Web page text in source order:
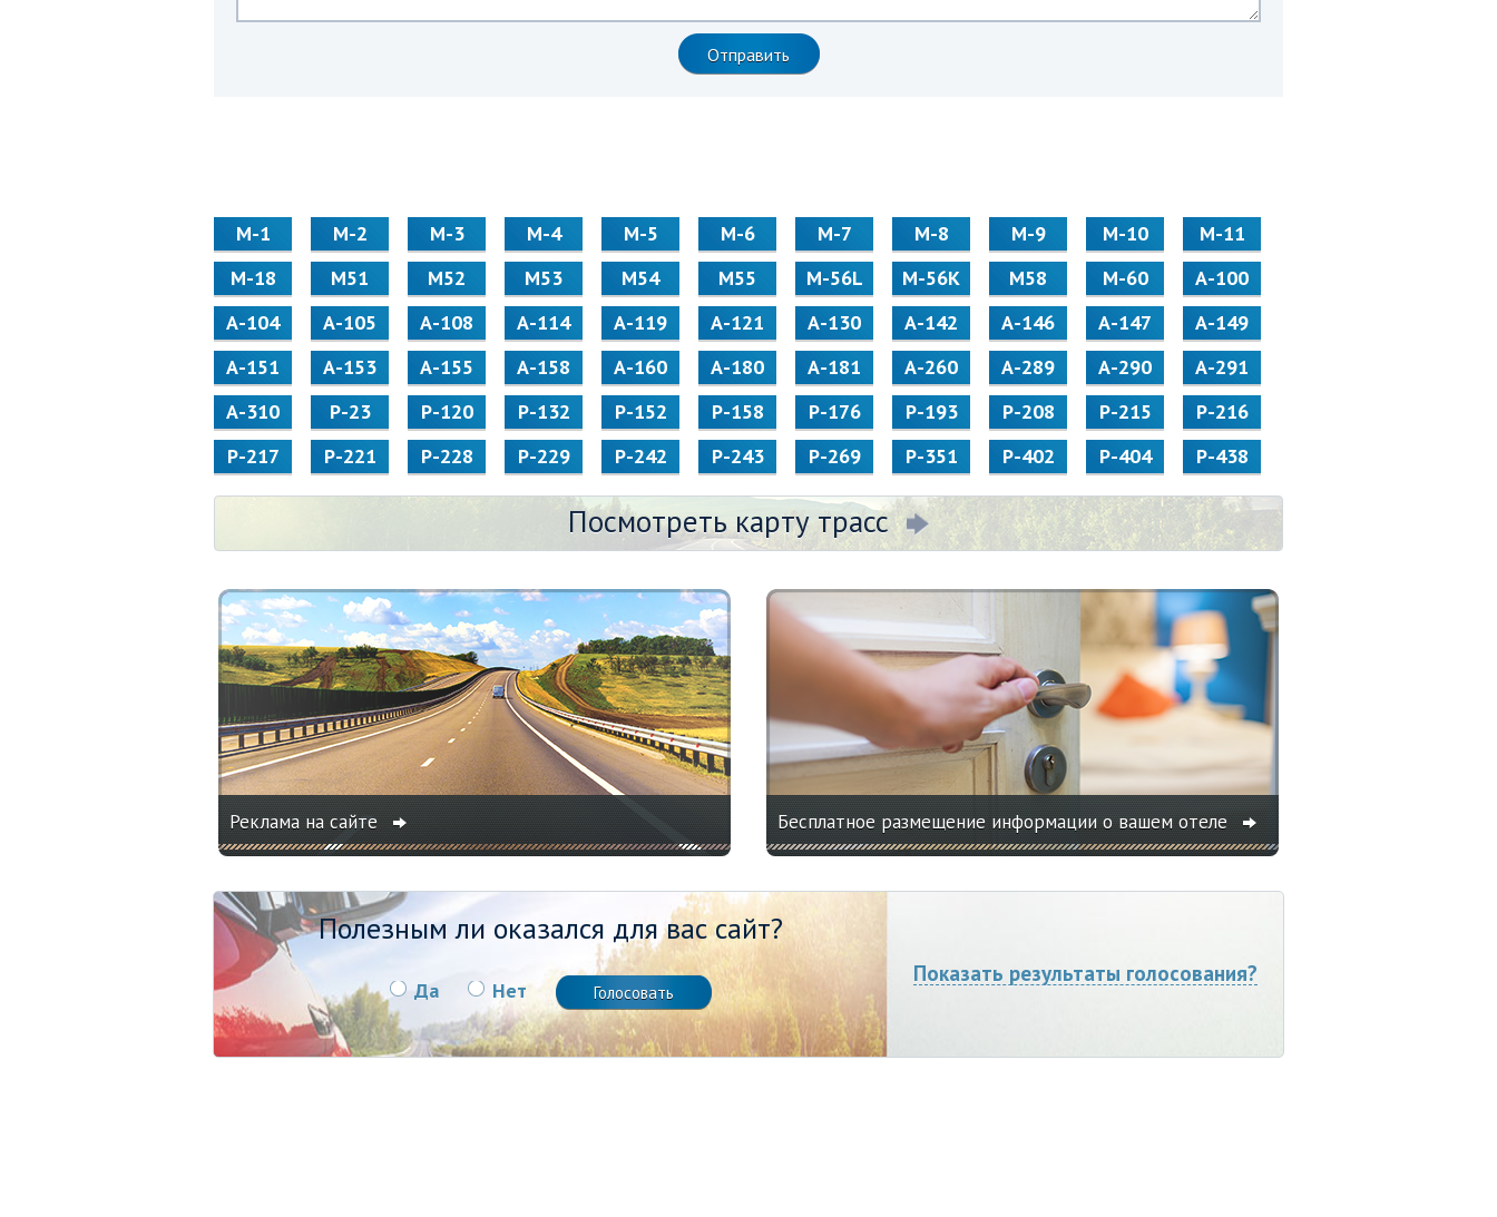
М-1 М-2 М-3 М-4 М-5 М-6 М-7 М-8 М-9 М-10
М-11
М-18
М51 М52 М53 М54 М55 M-56L M-56K М58 M-60
А-100
А-104
А-105 А-108 А-114 А-119 А-121 А-130 А-142 А-146 А-147
А-149
А-151
А-153 А-155 А-158 А-160 А-180 А-181 А-260 А-289 А-290
А-291
А-310
Р-23 Р-120 Р-132 Р-152 Р-158 Р-176 Р-193 Р-208 Р-215
Р-216
Р-217
Р-221 Р-228 Р-229 Р-242 Р-243 Р-269 Р-351 Р-402 Р-404 Р-438
Посмотреть карту трасс
Реклама на сайте Бесплатное размещение информации о вашем отеле
Полезным ли оказался для вас сайт?
Да Нет
Показать результаты голосования?